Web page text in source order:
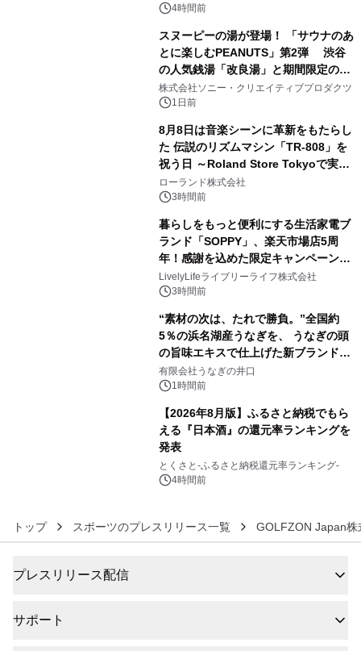
るパッケージ～ 9月1日(火)秋田県内で
4時間前
スヌーピーの湯が登場！ 「サウナのあ
とに楽しむPEANUTS」第2弾 渋谷
の人気銭湯「改良湯」と期間限定のコ
ラボレーション サウナイキタイコラ
ボグッズも発売決定！
株式会社ソニー・クリエイティブプロダクツ
1日前
8月8日は音楽シーンに革新をもたらし
た 伝説のリズムマシン「TR-808」を
祝う日 ～Roland Store Tokyoで実機
を展示しての 記念キャンペーンを開
催 英国ラジオ「NTS」の 特別プログ
アーティストを フィーチャーしたアニ
メーションを公開～
ローランド株式会社
3時間前
暮らしをもっと便利にする生活家電ブ
ランド「SOPPY」、楽天市場店5周
年！感謝を込めた限定キャンペーンを
8月10日より開催
LivelyLifeライブリーライフ株式会社
3時間前
“素材の次は、たれで勝負。”全国約
5％の浜名湖産うなぎを、 うなぎの頭
の旨味エキスで仕上げた新ブランド
「井口の誉」誕生
有限会社うなぎの井口
1時間前
【2026年8月版】ふるさと納税でもら
える『日本酒』の還元率ランキングを
発表
とくさと-ふるさと納税還元率ランキング-
4時間前
トップ スポーツのプレスリリース一覧 GOLFZON Japan株
プレスリリース配信
サポート